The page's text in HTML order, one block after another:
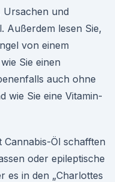
und
Außerdem lesen Sie,
von einem
Sie einen
auch ohne
wie Sie eine Vitamin-
Öl schafften
oder epileptische
es in den „Charlottes